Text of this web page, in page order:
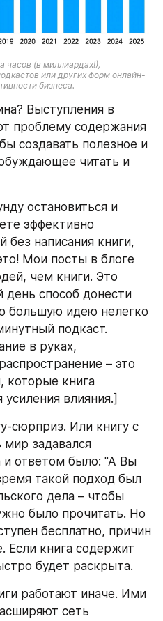
часов (в миллиардах!),
или других форм онлайн-
бизнеса.
Выступления в
проблему содержания
создавать полезное и
читать и
остановиться и
эффективно
без написания книги,
Мои посты в блоге
чем книги. Это
день способ донести
большую идею нелегко
подкаст.
в руках,
– это
которые книга
влияния.]
сюрприз. Или книгу с
задавался
ответом было: "А Вы
такой подход был
дела – чтобы
было прочитать. Но
бесплатно, причин
Если книга содержит
будет раскрыта.
работают иначе. Ими
сеть